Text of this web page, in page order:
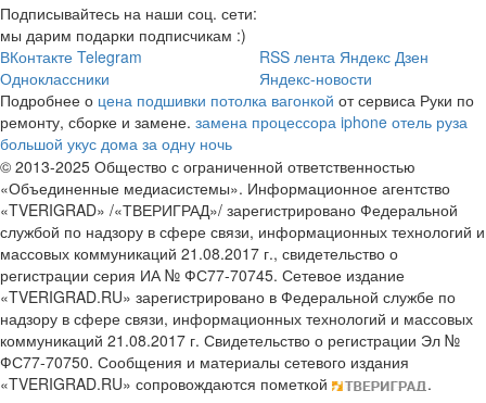
Подписывайтесь на наши соц. сети:
мы дарим подарки подписчикам :)
ВКонтакте Telegram
Одноклассники
RSS лента Яндекс Дзен
Яндекс-новости
Подробнее о цена подшивки потолка вагонкой от сервиса Руки по
ремонту, сборке и замене. замена процессора iphone отель руза
большой укус дома за одну ночь
© 2013-2025 Общество с ограниченной ответственностью
«Объединенные медиасистемы». Информационное агентство
«TVERIGRAD» /«ТВЕРИГРАД»/ зарегистрировано Федеральной
службой по надзору в сфере связи, информационных технологий и
массовых коммуникаций 21.08.2017 г., свидетельство о
регистрации серия ИА № ФС77-70745. Сетевое издание
«TVERIGRAD.RU» зарегистрировано в Федеральной службе по
надзору в сфере связи, информационных технологий и массовых
коммуникаций 21.08.2017 г. Свидетельство о регистрации Эл №
ФС77-70750. Сообщения и материалы сетевого издания
«TVERIGRAD.RU» сопровождаются пометкой
.